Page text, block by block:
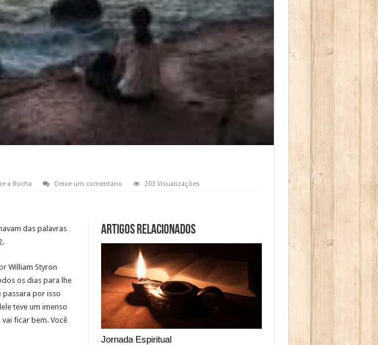
a Rocha Deixe um comentário 203 Visualizações
Artigos relacionados
Jornada Espiritual
das palavras
William Styron
os dias para lhe
passara por isso
teve um imenso
ficar bem. Você